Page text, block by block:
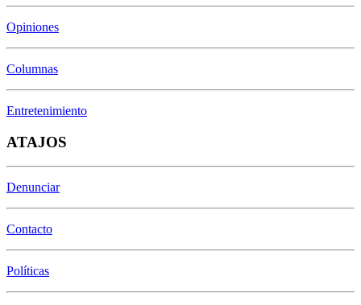
Opiniones
Columnas
Entretenimiento
ATAJOS
Denunciar
Contacto
Políticas